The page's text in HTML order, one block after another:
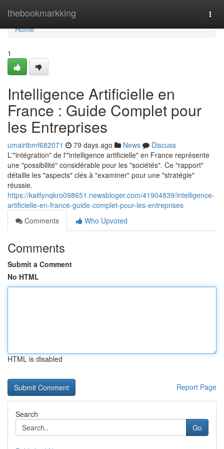
thebookmarkking
Home
Home
1
Intelligence Artificielle en
France : Guide Complet pour
les Entreprises
umairtbmf682071 79 days ago News
Discuss
L'"intégration" de l'"intelligence artificielle" en France représente
une "possibilité" considérable pour les "sociétés". Ce "rapport"
détaille les "aspects" clés à "examiner" pour une "stratégie"
réussie.
https://kaitlynqkro098651.newsbloger.com/41904839/intelligence-
artificielle-en-france-guide-complet-pour-les-entreprises
Comments
Who Upvoted
Comments
Submit a Comment
No HTML
HTML is disabled
Report Page
Search
Go